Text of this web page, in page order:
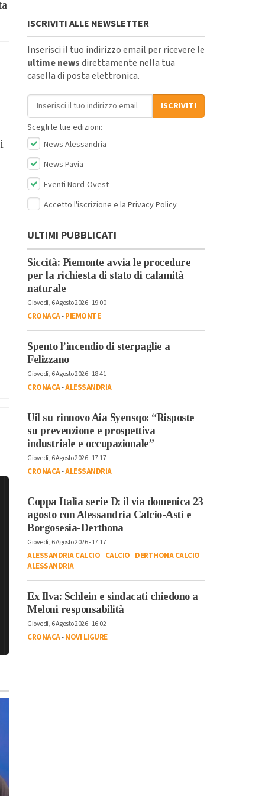
ISCRIVITI ALLE NEWSLETTER
Inserisci il tuo indirizzo email per ricevere le
ultime newsdirettamente nella tua
casella di posta elettronica.
Indirizzo email
ISCRIVITI
Scegli le tue edizioni:
News Alessandria
News Pavia
Eventi Nord-Ovest
Accetto l'iscrizione e la Privacy Policy
ULTIMI PUBBLICATI
Siccità: Piemonte avvia le procedure
per la richiesta di stato di calamità
naturale
Giovedì, 6 Agosto 2026 - 19:00
CRONACA-PIEMONTE
Spento l’incendio di sterpaglie a
Felizzano
Giovedì, 6 Agosto 2026 - 18:41
CRONACA-ALESSANDRIA
Uil su rinnovo Aia Syensqo: “Risposte
su prevenzione e prospettiva
industriale e occupazionale”
Giovedì, 6 Agosto 2026 - 17:17
CRONACA-ALESSANDRIA
Coppa Italia serie D: il via domenica 23
agosto con Alessandria Calcio-Asti e
Borgosesia-Derthona
Giovedì, 6 Agosto 2026 - 17:17
ALESSANDRIA CALCIO-CALCIO-DERTHONA CALCIO-
ALESSANDRIA
Ex Ilva: Schlein e sindacati chiedono a
Meloni responsabilità
Giovedì, 6 Agosto 2026 - 16:02
CRONACA-NOVI LIGURE